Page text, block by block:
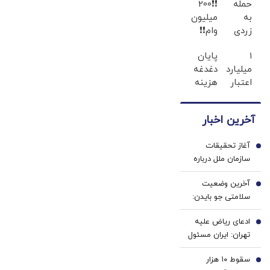
حمله
به
زردی
ها با
ژل
سفید
خرید40%تخفیف
❗❗200
میلیون
وام❗❗
احراز
هویت
۱
میلیارد
اعتبار
بدون
و چک
پایان
دغدغه
هزینه
پزشکی
سفید
کننده
خانگی
آخرین اخبار
آغاز تحقیقات
سازمان ملل درباره
جاسوسی کارمندش
برای اسرائیل
1
آخرین وضعیت
سلامتی جو بایدن:
سرطان جو بایدن به
استخوان‌ها سرایت
کرده است
2
ادعای ریاض علیه
تهران: ایران مسئول
حمله به نفتکش
اماراتی است
3
سقوط ۱۰ هزار
4